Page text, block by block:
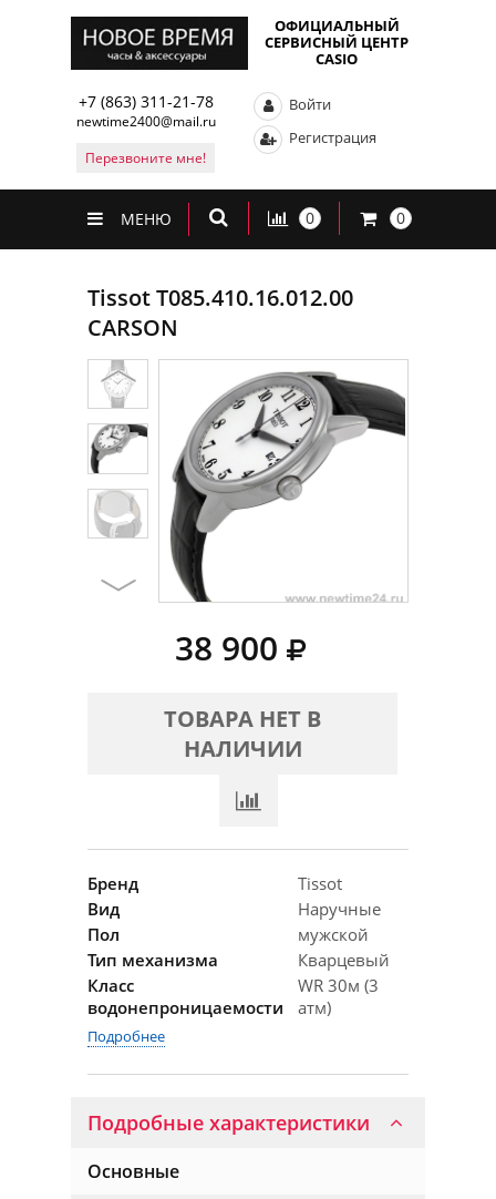
ОФИЦИАЛЬНЫЙ
СЕРВИСНЫЙ ЦЕНТР
CASIO
+7 (863) 311-21-78
newtime2400@mail.ru
Перезвоните мне!
Войти
Регистрация
МЕНЮ 0 0
Tissot T085.410.16.012.00
CARSON
38 900
ТОВАРА НЕТ В
НАЛИЧИИ
Бренд
Tissot
Вид
Наручные
Пол
мужской
Тип механизма
Кварцевый
Класс
водонепроницаемости
WR 30м (3
атм)
Подробнее
Подробные характеристики
Основные